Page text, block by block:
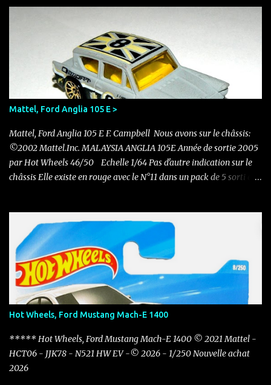
Mattel, Ford Anglia 105 E >
Mattel, Ford Anglia 105 E F. Campbell Nous avons sur le châssis:
©2002 Mattel.Inc. MALAYSIA ANGLIA 105E Année de sortie 2005
par Hot Wheels 46/50 Echelle 1/64 Pas d'autre indication sur le
châssis Elle existe en rouge avec le N°11 dans un pack de 5 sorti en
Hot Wheels, Ford Mustang Mach-E 1400
***** Hot Wheels, Ford Mustang Mach-E 1400 © 2021 Mattel -
HCT06 - JJK78 - N521 HW EV -© 2026 - 1/250 Nouvelle achat
2026